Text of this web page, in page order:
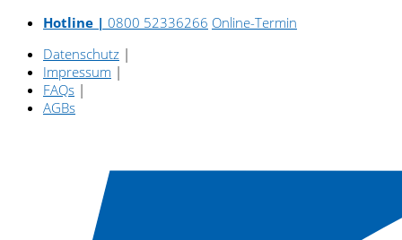
Hotline | 0800 52336266 Online-Termin
Datenschutz |
Impressum |
FAQs |
AGBs